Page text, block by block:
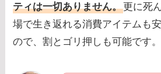
ティは一切ありません。更に死
場で生き返れる消費アイテムも
ので、割とゴリ押しも可能です。